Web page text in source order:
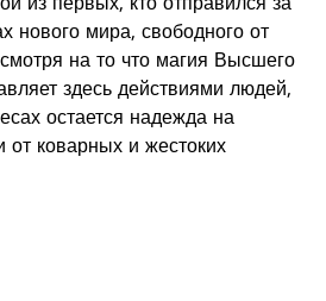
нового мира, свободного от
на то что магия Высшего
здесь действиями людей,
остается надежда на
коварных и жестоких